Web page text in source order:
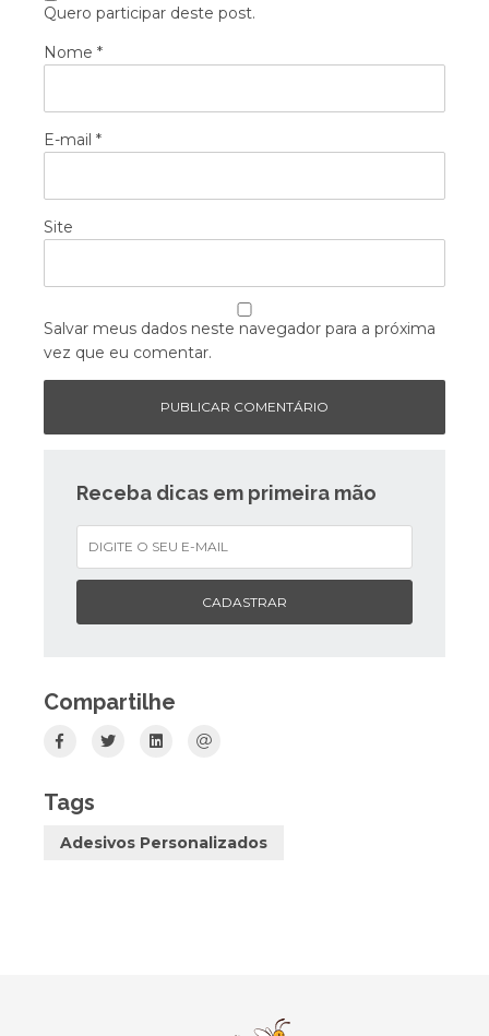
Quero participar deste post.
Nome *
E-mail *
Site
Salvar meus dados neste navegador para a próxima
vez que eu comentar.
Receba dicas em primeira mão
CADASTRAR
Compartilhe
Tags
Adesivos Personalizados